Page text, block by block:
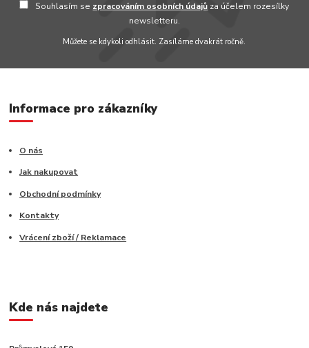
Souhlasím se zpracováním osobních údajů za účelem rozesílky
newsletteru.
Můžete se kdykoli odhlásit. Zasíláme dvakrát ročně.
Informace pro zákazníky
O nás
Jak nakupovat
Obchodní podmínky
Kontakty
Vrácení zboží / Reklamace
Kde nás najdete